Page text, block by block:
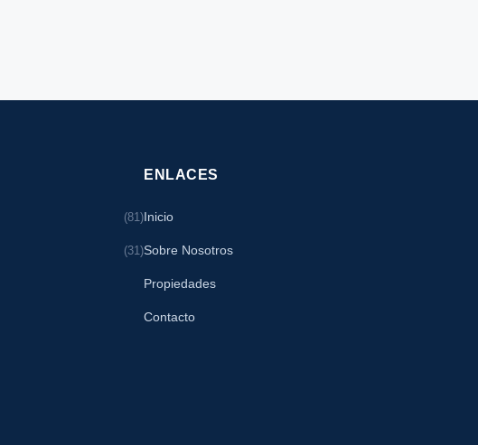
(81)
(31)
ENLACES
Inicio
Sobre Nosotros
Propiedades
Contacto